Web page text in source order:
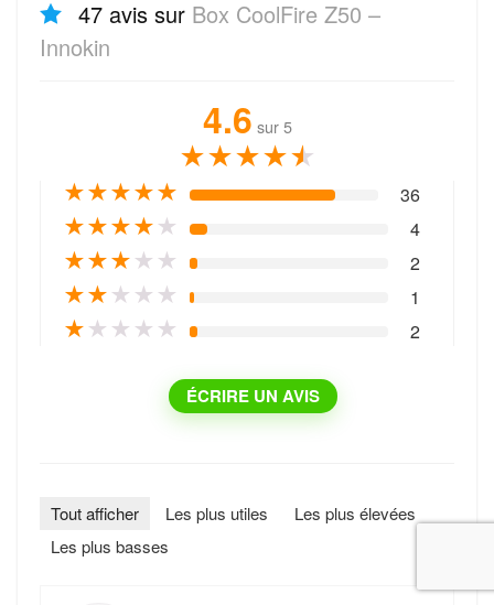
47 avis sur Box CoolFire Z50 –
Innokin
4.6 sur 5
★★★★★
★★★★★ 36
★★★★★ 4
★★★★ ★ 2
★★★ ★ ★ 1
★★ ★ ★ ★ 2
ÉCRIRE UN AVIS
Tout afficher Les plus utiles
Les plus élevées
Les plus basses